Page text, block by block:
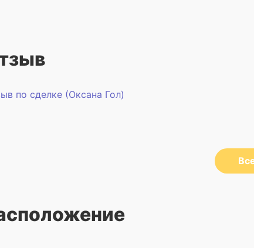
по сделке (Оксана Гол)